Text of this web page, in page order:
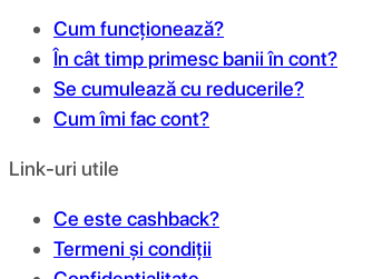
Cum funcționează?
În cât timp primesc banii în cont?
Se cumulează cu reducerile?
Cum îmi fac cont?
Link-uri utile
Ce este cashback?
Termeni și condiții